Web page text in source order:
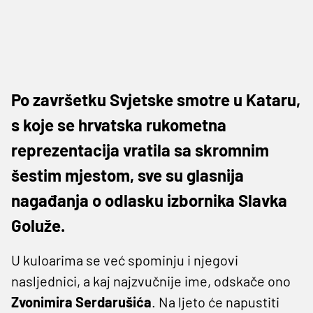
Po završetku Svjetske smotre u Kataru,
s koje se hrvatska rukometna
reprezentacija vratila sa skromnim
šestim mjestom, sve su glasnija
nagađanja o odlasku izbornika Slavka
Goluže.
U kuloarima se već spominju i njegovi
nasljednici, a kaj najzvučnije ime, odskače ono
Zvonimira Serdarušića. Na ljeto će napustiti